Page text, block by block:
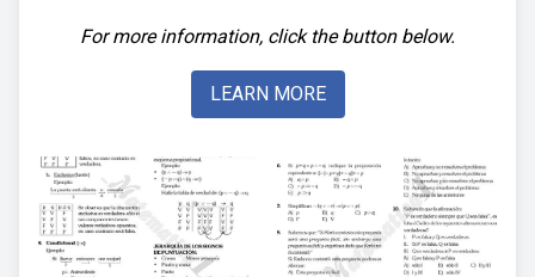
For more information, click the button below.
LEARN MORE